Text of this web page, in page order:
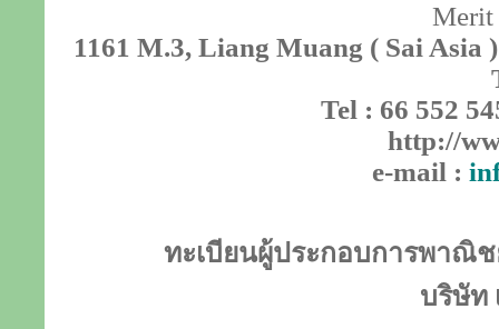
Merit
1161 M.3, Liang Muang ( Sai Asia
Tel : 66 552
http://
e-mail :
ทะเบียนผู้ประกอบการพาณิช
บริษัท